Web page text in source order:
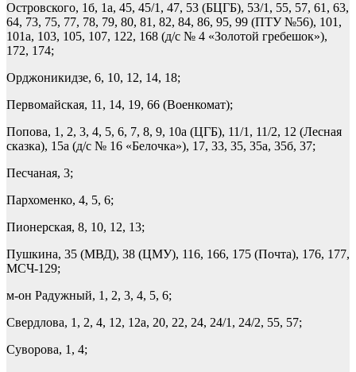
Островского, 1б, 1а, 45, 45/1, 47, 53 (БЦГБ), 53/1, 55, 57, 61, 63,
64, 73, 75, 77, 78, 79, 80, 81, 82, 84, 86, 95, 99 (ПТУ №56), 101,
101а, 103, 105, 107, 122, 168 (д/с № 4 «Золотой гребешок»),
172, 174;
Орджоникидзе, 6, 10, 12, 14, 18;
Первомайская, 11, 14, 19, 66 (Военкомат);
Попова, 1, 2, 3, 4, 5, 6, 7, 8, 9, 10а (ЦГБ), 11/1, 11/2, 12 (Лесная
сказка), 15а (д/с № 16 «Белочка»), 17, 33, 35, 35а, 35б, 37;
Песчаная, 3;
Пархоменко, 4, 5, 6;
Пионерская, 8, 10, 12, 13;
Пушкина, 35 (МВД), 38 (ЦМУ), 116, 166, 175 (Почта), 176, 177,
МСЧ-129;
м-он Радужный, 1, 2, 3, 4, 5, 6;
Свердлова, 1, 2, 4, 12, 12а, 20, 22, 24, 24/1, 24/2, 55, 57;
Суворова, 1, 4;